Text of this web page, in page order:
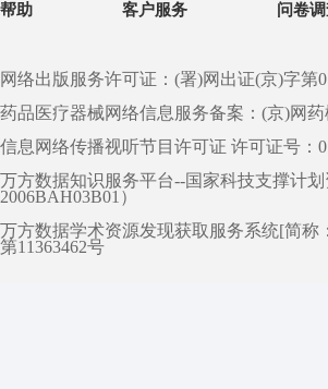
帮助 客户服务 问卷
网络出版服务许可证：(署)网出证(京)字第
药品医疗器械网络信息服务备案：(京)网
信息网络传播视听节目许可证 许可证号：
万方数据知识服务平台--国家科技支撑计划
2006BAH03B01）
万方数据学术资源发现获取服务系统[简称
第11363462号